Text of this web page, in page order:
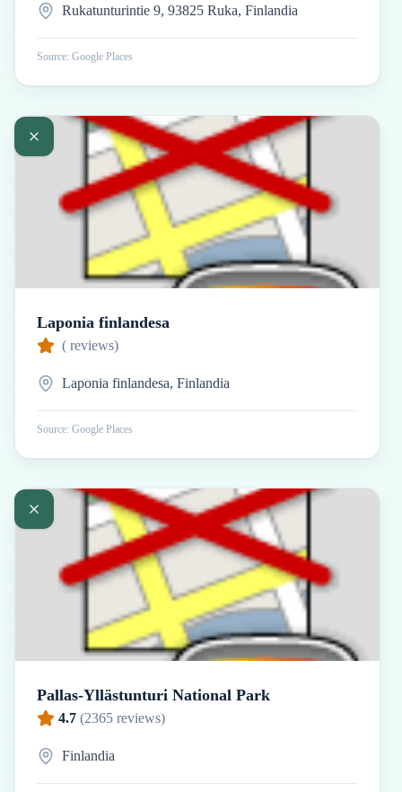
Rukatunturintie 9, 93825 Ruka, Finlandia
Source: Google Places
Laponia finlandesa
( reviews)
Laponia finlandesa, Finlandia
Source: Google Places
Pallas-Yllästunturi National Park
4.7 (2365 reviews)
Finlandia